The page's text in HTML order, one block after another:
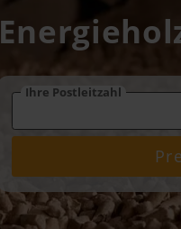
Ihre Postleitzahl